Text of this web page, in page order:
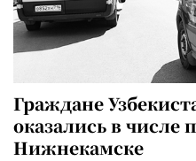
Граждане
оказались в числе
Нижнекамске